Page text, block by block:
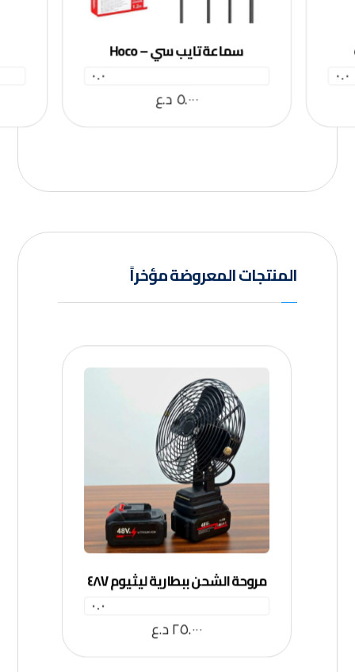
٠.٠
سماعة تايب سي – Hoco
٠.٠
٥.٠٠٠د.ع
المنتجات المعروضة مؤخراً
مروحة الشحن ببطارية ليثيوم ٤٨V
٠.٠
٢٥.٠٠٠د.ع